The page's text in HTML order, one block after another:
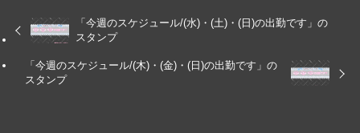
「今週のスケジュール/(水)・(土)・(日)の出勤です」の
スタンプ
「今週のスケジュール/(木)・(金)・(日)の出勤です」の
スタンプ